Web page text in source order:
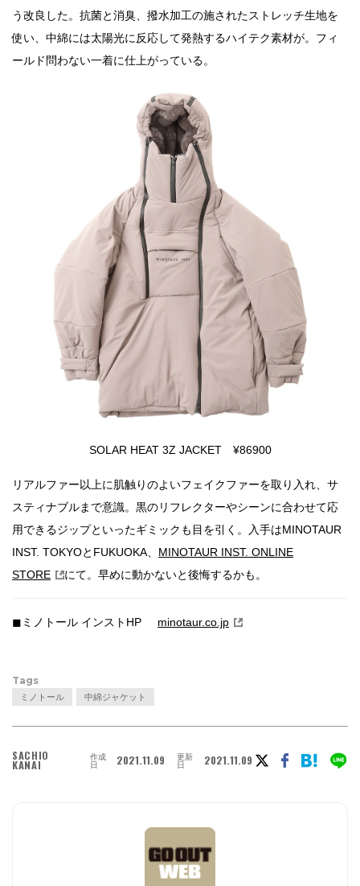
う改良した。抗菌と消臭、撥水加工の施されたストレッチ生地を
使い、中綿には太陽光に反応して発熱するハイテク素材が。フィ
ールド問わない一着に仕上がっている。
SOLAR HEAT 3Z JACKET ¥86900
リアルファー以上に肌触りのよいフェイクファーを取り入れ、サ
スティナブルまで意識。黒のリフレクターやシーンに合わせて応
用できるジップといったギミックも目を引く。入手はMINOTAUR
INST. TOKYOとFUKUOKA、 MINOTAUR INST. ONLINE
STORE
にて。早めに動かないと後悔するかも。
◼︎ミノトール インストHP minotaur.co.jp
Tags
ミノトール 中綿ジャケット
SACHIO
KANAI
作成
日 2021.11.09 更新
日 2021.11.09